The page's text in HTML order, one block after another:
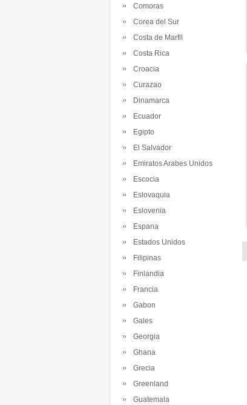
Comoras
Corea del Sur
Costa de Marfil
Costa Rica
Croacia
Curazao
Dinamarca
Ecuador
Egipto
El Salvador
Emiratos Arabes Unidos
Escocia
Eslovaquia
Eslovenia
Espana
Estados Unidos
Filipinas
Finlandia
Francia
Gabon
Gales
Georgia
Ghana
Grecia
Greenland
Guatemala